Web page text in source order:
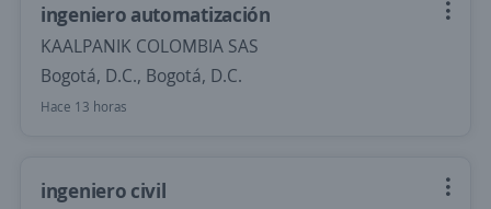
ingeniero automatización
KAALPANIK COLOMBIA SAS
Bogotá, D.C., Bogotá, D.C.
Hace 13 horas
ingeniero civil